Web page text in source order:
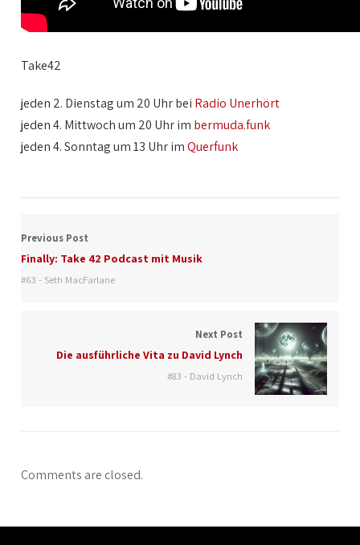
Take42
jeden 2. Dienstag um 20 Uhr bei Radio Unerhört
jeden 4. Mittwoch um 20 Uhr im bermuda.funk
jeden 4. Sonntag um 13 Uhr imQuerfunk
Previous Post
Finally: Take 42 Podcast mit Musik
#63 - Seth MacFarlane
Next Post
Die ausführliche Vita zu David Lynch
#83 - David Lynch
Comments are closed.